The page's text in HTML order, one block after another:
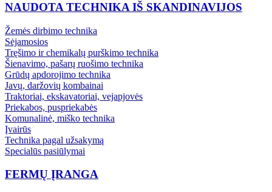
NAUDOTA TECHNIKA IŠ SKANDINAVIJOS
Žemės dirbimo technika
Sėjamosios
Tręšimo ir chemikalų purškimo technika
Šienavimo, pašarų ruošimo technika
Grūdų apdorojimo technika
Javų, daržovių kombainai
Traktoriai, ekskavatoriai, vejapjovės
Priekabos, puspriekabės
Komunalinė, miško technika
Įvairūs
Technika pagal užsakymą
Specialūs pasiūlymai
FERMŲ ĮRANGA